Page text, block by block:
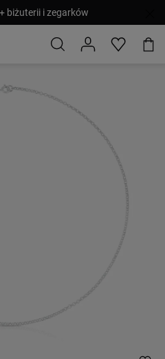
biżuterii i zegarków